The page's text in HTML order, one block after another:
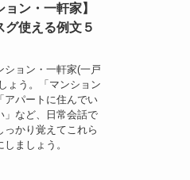
ョン・一軒家】
グ使える例文５
ション・一軒家(一戸
ょう。「マンション
アパートに住んでい
」など、日常会話で
っかり覚えてこれら
ましょう。